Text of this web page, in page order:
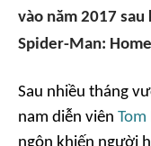
vào năm 2017
Spider-Man:
Sau nhiều tháng
nam diễn viên Tom